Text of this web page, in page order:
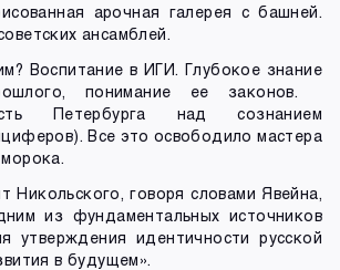
арочная галерея с башней.
ансамблей.
Воспитание в ИГИ. Глубокое знание
понимание ее законов.
Петербурга над сознанием
Все это освободило мастера
Никольского, говоря словами Явейна,
из фундаментальных источников
утверждения идентичности русской
в будущем».